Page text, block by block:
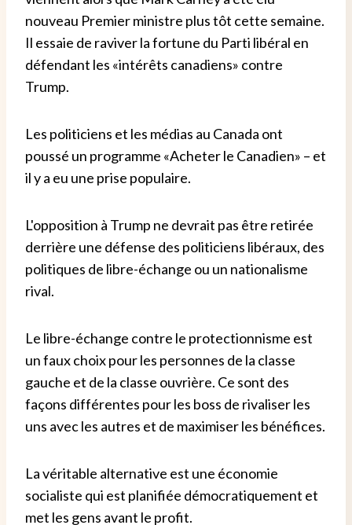
nouveau Premier ministre plus tôt cette semaine.
Il essaie de raviver la fortune du Parti libéral en
défendant les «intérêts canadiens» contre
Trump.
Les politiciens et les médias au Canada ont
poussé un programme «Acheter le Canadien» – et
il y a eu une prise populaire.
L'opposition à Trump ne devrait pas être retirée
derrière une défense des politiciens libéraux, des
politiques de libre-échange ou un nationalisme
rival.
Le libre-échange contre le protectionnisme est
un faux choix pour les personnes de la classe
gauche et de la classe ouvrière. Ce sont des
façons différentes pour les boss de rivaliser les
uns avec les autres et de maximiser les bénéfices.
La véritable alternative est une économie
socialiste qui est planifiée démocratiquement et
met les gens avant le profit.